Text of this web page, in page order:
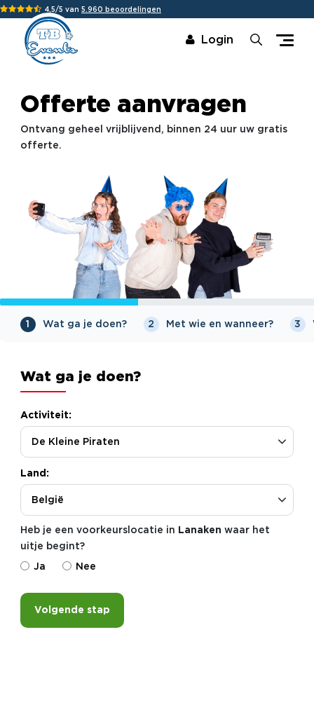
4,5/5 van 5.960 beoordelingen
Login
Offerte aanvragen
Ontvang geheel vrijblijvend, binnen 24 uur uw gratis
offerte.
1 Wat ga je doen? 2 Met wie en wanneer? 3
Wat ga je doen?
Activiteit:
Land:
Heb je een voorkeurslocatie in Lanaken waar het
uitje begint?
Ja Nee
Volgende stap